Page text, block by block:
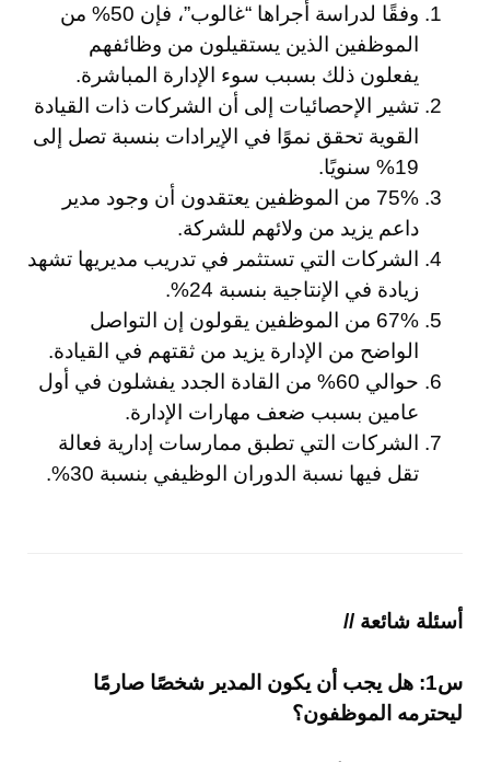
وفقًا لدراسة أجراها “غالوب”، فإن 50% من
الموظفين الذين يستقيلون من وظائفهم
يفعلون ذلك بسبب سوء الإدارة المباشرة.
تشير الإحصائيات إلى أن الشركات ذات القيادة
القوية تحقق نموًا في الإيرادات بنسبة تصل إلى
19% سنويًا.
75% من الموظفين يعتقدون أن وجود مدير
داعم يزيد من ولائهم للشركة.
الشركات التي تستثمر في تدريب مديريها تشهد
زيادة في الإنتاجية بنسبة 24%.
67% من الموظفين يقولون إن التواصل
الواضح من الإدارة يزيد من ثقتهم في القيادة.
حوالي 60% من القادة الجدد يفشلون في أول
عامين بسبب ضعف مهارات الإدارة.
الشركات التي تطبق ممارسات إدارية فعالة
تقل فيها نسبة الدوران الوظيفي بنسبة 30%.
أسئلة شائعة //
س1: هل يجب أن يكون المدير شخصًا صارمًا
ليحترمه الموظفون؟